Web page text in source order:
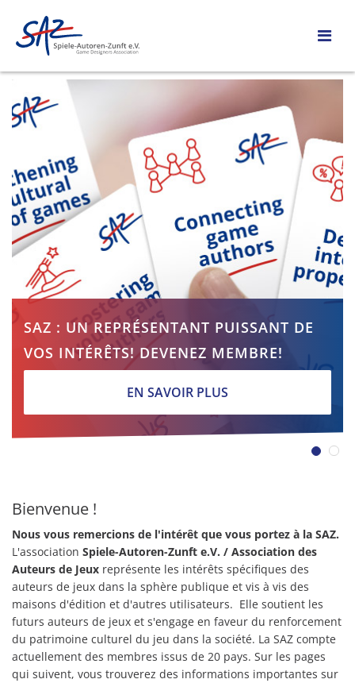
SAZ : UN REPRÉSENTANT PUISSANT DE
VOS INTÉRÊTS! DEVENEZ MEMBRE!
EN SAVOIR PLUS
Bienvenue !
Nous vous remercions de l'intérêt que vous portez à la SAZ.
L'association Spiele-Autoren-Zunft e.V. / Association des
Auteurs de Jeux représente les intérêts spécifiques des
auteurs de jeux dans la sphère publique et vis à vis des
maisons d'édition et d'autres utilisateurs. Elle soutient les
futurs auteurs de jeux et s'engage en faveur du renforcement
du patrimoine culturel du jeu dans la société. La SAZ compte
actuellement des membres issus de 20 pays. Sur les pages
qui suivent, vous trouverez des informations importantes sur